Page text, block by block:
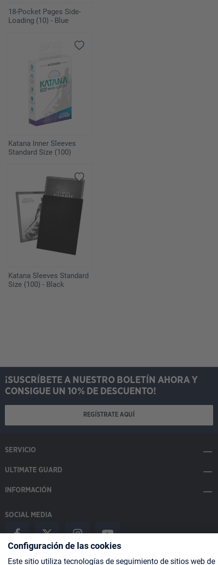
18-Pocket Pages Side-
Loading (10) - Blue
Katana Inner Sleeves
Standard Size (100)
Katana Sleeves Standard
Size (100) - Black
¡SUSCRÍBETE A NUESTRO BOLETÍN AHORA Y
CONSIGUE UN 10% DE DESCUENTO!
REGÍSTRATE AQUÍ
SERVICIO
ULTIMATE GUARD
INFORMACIÓN
SOCIAL MEDIA
Payment Methods